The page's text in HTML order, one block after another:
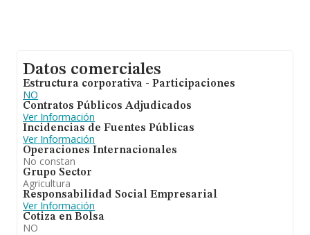
Datos comerciales
Estructura corporativa - Participaciones
NO
Contratos Públicos Adjudicados
Ver Información
Incidencias de Fuentes Públicas
Ver Información
Operaciones Internacionales
No constan
Grupo Sector
Agricultura
Responsabilidad Social Empresarial
Ver Información
Cotiza en Bolsa
NO